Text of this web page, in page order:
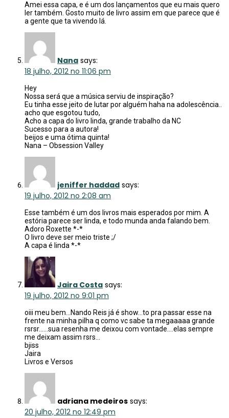
Amei essa capa, e é um dos lançamentos que eu mais quero
ler também. Gosto muito de livro assim em que parece que é
a gente que ta vivendo lá.
Nana says:
18 julho, 2012 no 11:06 pm
Hey
Nossa será que a música serviu de inspiração?
Eu tinha esse jeito de lutar por alguém haha na adolescência..
acho que esgotou tudo,
Acho a capa do livro linda, grande trabalho da NC
Sucesso para a autora!
beijos e uma ótima quinta!
Nana – Obsession Valley
jeniffer haddad says:
19 julho, 2012 no 2:08 am
Esse também é um dos livros mais esperados por mim. A
estória parece ser linda, e todo munda anda falando bem.
Adoro Roxette *-*
O livro deve ser meio triste ;/
A capa é linda *-*
Jaira Costa says:
19 julho, 2012 no 9:01 pm
oiii meu bem…Nando Reis já é show…to pra passar esse na
frente na minha pilha q como vc sabe ta megaaaaa grande
rsrsr……sua resenha me deixou com vontade….elas sempre
me deixam assim rsrs…
bjiss
Jaira
Livros e Versos
adriana medeiros says:
20 julho, 2012 no 12:49 pm